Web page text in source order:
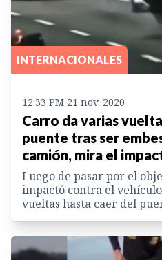
INTERNACIONALES
12:33 PM 21 nov. 2020
Carro da varias
puente tras ser
camión, mira el
Luego de pasar por el
impactó contra el
vueltas hasta caer del